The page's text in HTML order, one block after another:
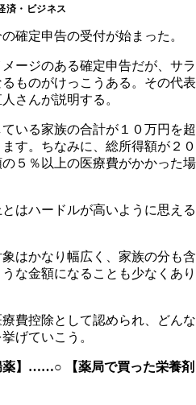
済・ビジネス
確定申告の受付が始まった。
ージのある確定申告だが、サラ
ものがけっこうある。その代表
さんが説明する。
いる家族の合計が１０万円を超
す。ちなみに、総所得額が２０
５％以上の医療費がかかった場
はハードルが高いように思える
はかなり幅広く、家族の分も含
な金額になることも少なくあり
費控除として認められ、どんな
げていこう。
薬】……○ 【薬局で買った栄養剤